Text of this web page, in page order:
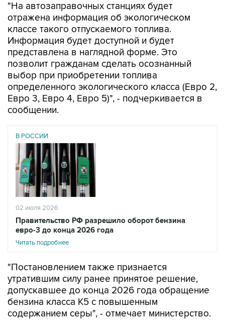
"На автозаправочных станциях будет
отражена информация об экологическом
классе такого отпускаемого топлива.
Информация будет доступной и будет
представлена в наглядной форме. Это
позволит гражданам сделать осознанный
выбор при приобретении топлива
определенного экологического класса (Евро 2,
Евро 3, Евро 4, Евро 5)", - подчеркивается в
сообщении.
В РОССИИ
02 июля 2026
Правительство РФ разрешило оборот бензина
евро-3 до конца 2026 года
Читать подробнее
"Постановлением также признается
утратившим силу ранее принятое решение,
допускавшее до конца 2026 года обращение
бензина класса К5 с повышенным
содержанием серы", - отмечает министерство.